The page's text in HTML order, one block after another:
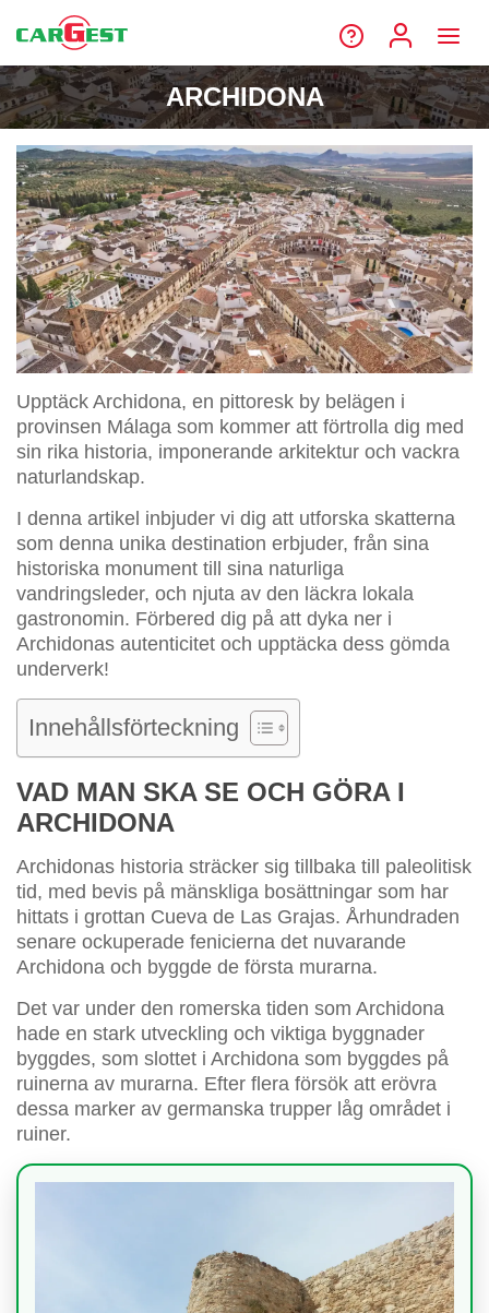
ARCHIDONA
Upptäck Archidona, en pittoresk by belägen i
provinsen Málaga som kommer att förtrolla dig med
sin rika historia, imponerande arkitektur och vackra
naturlandskap.
I denna artikel inbjuder vi dig att utforska skatterna
som denna unika destination erbjuder, från sina
historiska monument till sina naturliga
vandringsleder, och njuta av den läckra lokala
gastronomin. Förbered dig på att dyka ner i
Archidonas autenticitet och upptäcka dess gömda
underverk!
Innehållsförteckning
VAD MAN SKA SE OCH GÖRA I
ARCHIDONA
Archidonas historia sträcker sig tillbaka till paleolitisk
tid, med bevis på mänskliga bosättningar som har
hittats i grottan Cueva de Las Grajas. Århundraden
senare ockuperade fenicierna det nuvarande
Archidona och byggde de första murarna.
Det var under den romerska tiden som Archidona
hade en stark utveckling och viktiga byggnader
byggdes, som slottet i Archidona som byggdes på
ruinerna av murarna. Efter flera försök att erövra
dessa marker av germanska trupper låg området i
ruiner.